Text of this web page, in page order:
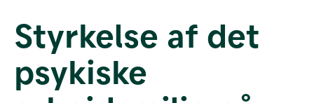
Værktøjer
og viden
Foreningen
Kontakt
Styrkelse af det
psykiske